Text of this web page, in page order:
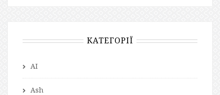
КАТЕГОРІЇ
AI
Ash